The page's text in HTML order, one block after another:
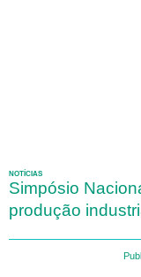
NOTÍCIAS
Simpósio
produção